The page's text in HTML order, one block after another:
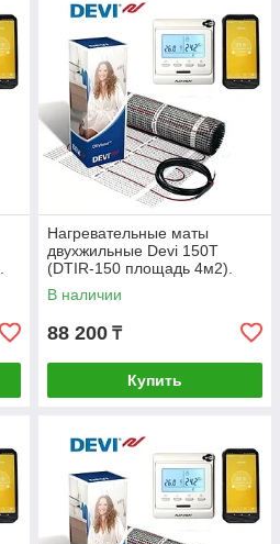
Нагревательные маты
двухжильные Devi 150Т
(DTIR-150 площадь 4м2).
Дания.
В наличии
88 200 ₸
Купить